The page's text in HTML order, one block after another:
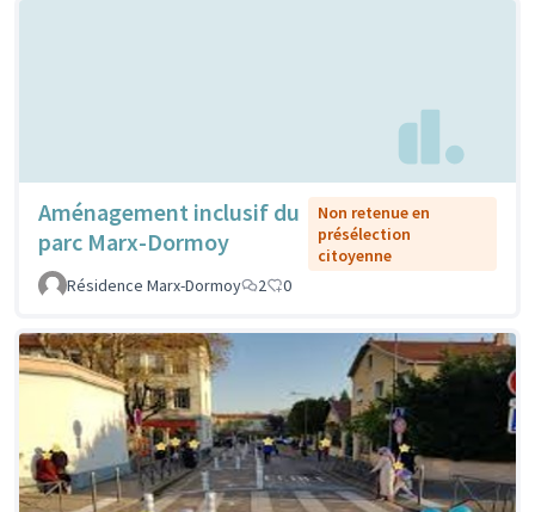
Aménagement inclusif du
parc Marx-Dormoy
Non retenue en
présélection
citoyenne
Résidence Marx-Dormoy
2 0